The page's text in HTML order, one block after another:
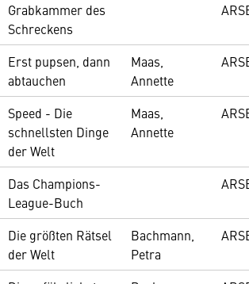
Grabkammer des
Schreckens
Erst pupsen, dann
abtauchen
Maas,
Annette
Speed - Die
schnellsten Dinge
der Welt
Maas,
Annette
Das Champions-
League-Buch
Die größten Rätsel
der Welt
Bachmann,
Petra